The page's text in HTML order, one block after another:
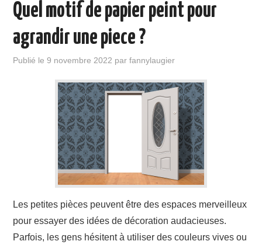
PEINTURE
Quel motif de papier peint pour
agrandir une piece ?
Publié le9 novembre 2022 parfannylaugier
Les petites pièces peuvent être des espaces merveilleux
pour essayer des idées de décoration audacieuses.
Parfois, les gens hésitent à utiliser des couleurs vives ou